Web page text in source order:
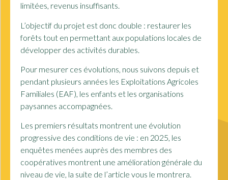
limitées, revenus insuffisants.
L’objectif du projet est donc double : restaurer les
forêts tout en permettant aux populations locales de
développer des activités durables.
Pour mesurer ces évolutions, nous suivons depuis et
pendant plusieurs années les Exploitations Agricoles
Familiales (EAF), les enfants et les organisations
paysannes accompagnées.
Les premiers résultats montrent une évolution
progressive des conditions de vie : en 2025, les
enquêtes menées auprès des membres des
coopératives montrent une amélioration générale du
niveau de vie, la suite de l’article vous le montrera.